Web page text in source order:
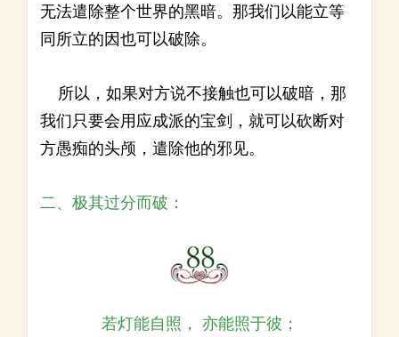
无法遣除整个世界的黑暗。那我们以能立等
同所立的因也可以破除。
所以，如果对方说不接触也可以破暗，那
我们只要会用应成派的宝剑，就可以砍断对
方愚痴的头颅，遣除他的邪见。
二、极其过分而破：
若灯能自照， 亦能照于彼；